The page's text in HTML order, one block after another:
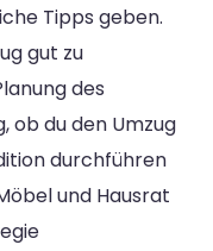
Tipps geben.
gut zu
des
ob du den Umzug
durchführen
und Hausrat